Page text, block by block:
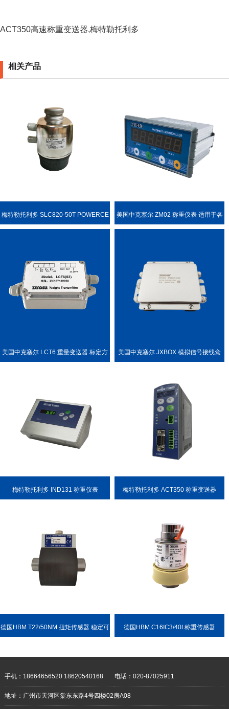
ACT350高速称重变送器,梅特勒托利多
相关产品
梅特勒托利多 SLC820-50T POWERCE 美国中克塞尔 ZM02 称重仪表 适用于各
美国中克塞尔 LCT6 重量变送器 标定方 美国中克塞尔 JXBOX 模拟信号接线盒
梅特勒托利多 IND131 称重仪表 梅特勒托利多 ACT350 称重变送器
德国HBM T22/50NM 扭矩传感器 稳定可 德国HBM C16IC3/40t 称重传感器
手机：18664656520 18620540168 电话：020-87025911
地址：广州市天河区棠东东路4号四楼02房A08